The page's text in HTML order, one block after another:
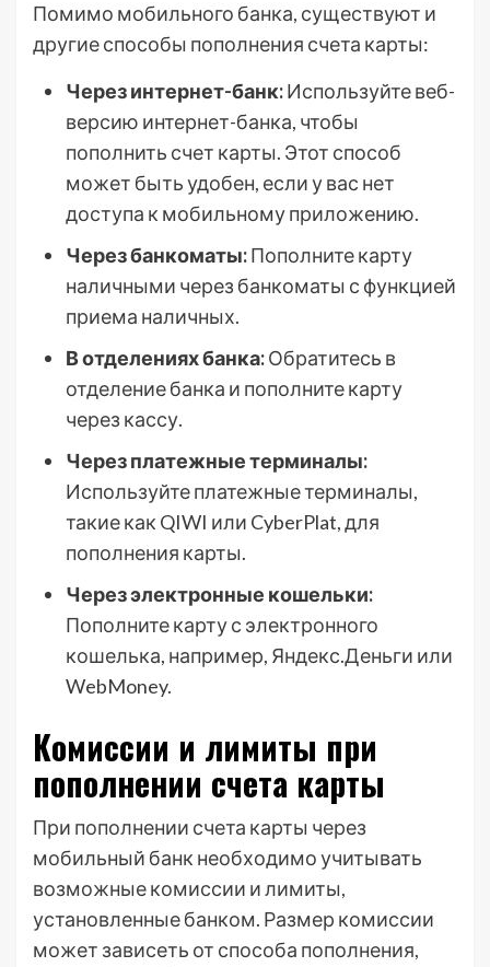
Помимо мобильного банка, существуют и
другие способы пополнения счета карты:
Через интернет-банк:Используйте веб-
версию интернет-банка, чтобы
пополнить счет карты. Этот способ
может быть удобен, если у вас нет
доступа к мобильному приложению.
Через банкоматы:Пополните карту
наличными через банкоматы с функцией
приема наличных.
В отделениях банка:Обратитесь в
отделение банка и пополните карту
через кассу.
Через платежные терминалы:
Используйте платежные терминалы,
такие как QIWI или CyberPlat, для
пополнения карты.
Через электронные кошельки:
Пополните карту с электронного
кошелька, например, Яндекс.Деньги или
WebMoney.
Комиссии и лимиты при
пополнении счета карты
При пополнении счета карты через
мобильный банк необходимо учитывать
возможные комиссии и лимиты,
установленные банком. Размер комиссии
может зависеть от способа пополнения,